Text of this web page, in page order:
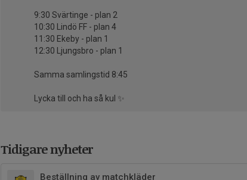
9:30 Svärtinge - plan 2
10:30 Lindö FF - plan 4
11:30 Ekeby - plan 1
12:30 Ljungsbro - plan 1
Samma samlingstid 8:45
Lycka till och ha så kul ✨
Tidigare nyheter
Beställning av matchkläder